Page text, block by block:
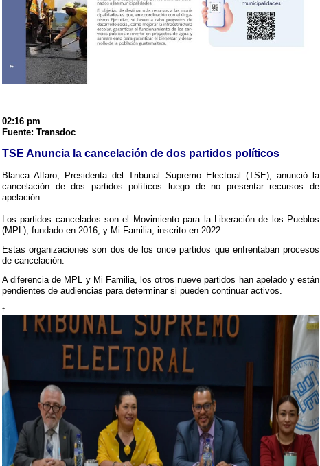
02:16 pm
Fuente: Transdoc
TSE Anuncia la cancelación de dos partidos políticos
Blanca Alfaro, Presidenta del Tribunal Supremo Electoral (TSE), anunció la
cancelación de dos partidos políticos luego de no presentar recursos de
apelación.
Los partidos cancelados son el Movimiento para la Liberación de los Pueblos
(MPL), fundado en 2016, y Mi Familia, inscrito en 2022.
Estas organizaciones son dos de los once partidos que enfrentaban procesos
de cancelación.
A diferencia de MPL y Mi Familia, los otros nueve partidos han apelado y están
pendientes de audiencias para determinar si pueden continuar activos.
f